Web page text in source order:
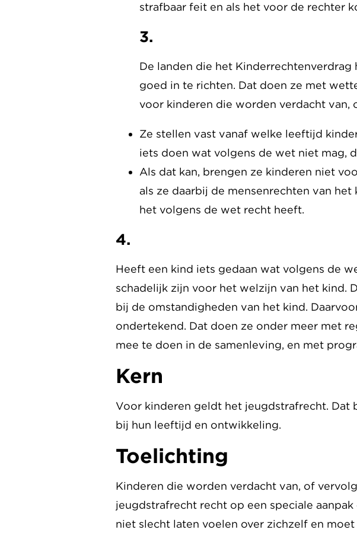
strafbaar feit en als het voor de rechter
3.
De landen die het
goed in te richten. Dat doen ze met
voor kinderen die worden verdacht
Ze stellen vast vanaf welke leeftijd
iets doen wat volgens de wet niet mag,
Als dat kan, brengen ze kinderen niet
als ze daarbij de mensenrechten van
het volgens de wet recht heeft.
4.
Heeft een kind iets gedaan wat volgens de
schadelijk zijn voor het welzijn van het kind.
bij de omstandigheden van het kind.
ondertekend. Dat doen ze onder meer met
mee te doen in de samenleving, en met
Kern
Voor kinderen geldt het jeugdstrafrecht. Dat
bij hun leeftijd en ontwikkeling.
Toelichting
Kinderen die worden verdacht van, of
jeugdstrafrecht recht op een speciale
niet slecht laten voelen over zichzelf en